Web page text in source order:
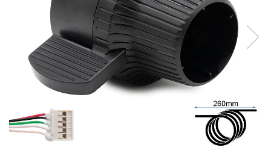
https://www.doctortrotineta.ro/lumini
Stop trotineta
Faruri
https://www.doctortrotineta.ro/cadru
Aparatori (aripi)
Cricuri trotineta
Suruburi
Suspensie